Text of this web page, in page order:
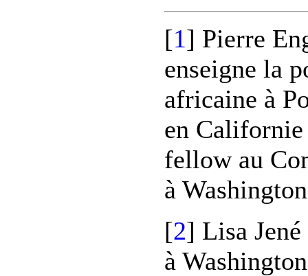
[1] Pierre
enseigne la
africaine à
en
fellow au
à
[2] Lisa
à